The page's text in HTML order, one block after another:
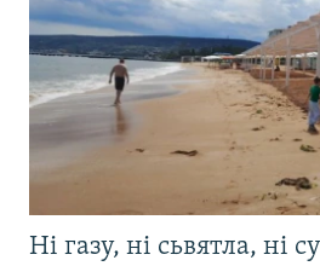
Ні газу, ні сьвятла, ні